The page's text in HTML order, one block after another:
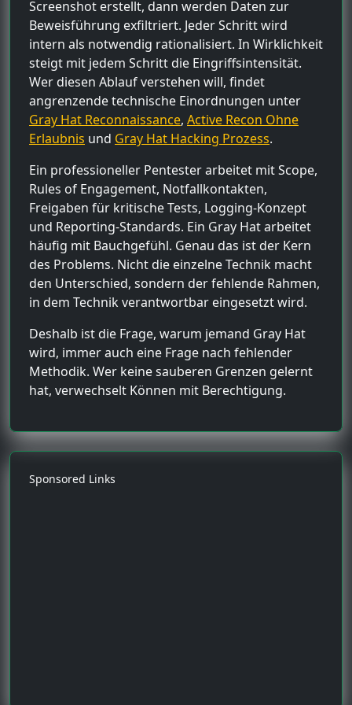
Screenshot erstellt, dann werden Daten zur
Beweisführung exfiltriert. Jeder Schritt wird
intern als notwendig rationalisiert. In Wirklichkeit
steigt mit jedem Schritt die Eingriffsintensität.
Wer diesen Ablauf verstehen will, findet
angrenzende technische Einordnungen unter
Gray Hat Reconnaissance, Active Recon Ohne
Erlaubnis und Gray Hat Hacking Prozess.
Ein professioneller Pentester arbeitet mit Scope,
Rules of Engagement, Notfallkontakten,
Freigaben für kritische Tests, Logging-Konzept
und Reporting-Standards. Ein Gray Hat arbeitet
häufig mit Bauchgefühl. Genau das ist der Kern
des Problems. Nicht die einzelne Technik macht
den Unterschied, sondern der fehlende Rahmen,
in dem Technik verantwortbar eingesetzt wird.
Deshalb ist die Frage, warum jemand Gray Hat
wird, immer auch eine Frage nach fehlender
Methodik. Wer keine sauberen Grenzen gelernt
hat, verwechselt Können mit Berechtigung.
Sponsored Links